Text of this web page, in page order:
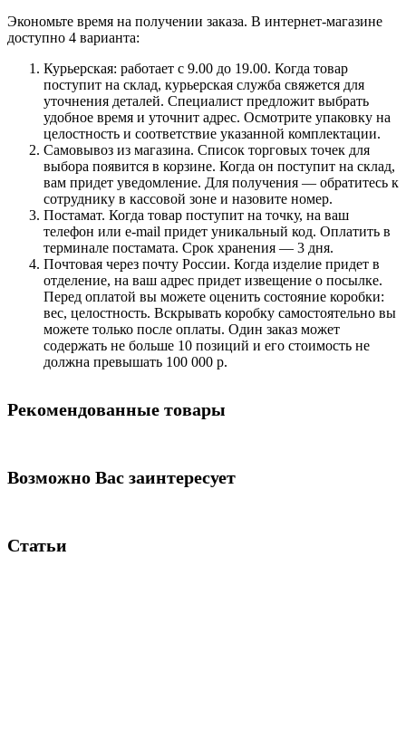
Экономьте время на получении заказа. В интернет-магазине
доступно 4 варианта:
Курьерская: работает с 9.00 до 19.00. Когда товар
поступит на склад, курьерская служба свяжется для
уточнения деталей. Специалист предложит выбрать
удобное время и уточнит адрес. Осмотрите упаковку на
целостность и соответствие указанной комплектации.
Самовывоз из магазина. Список торговых точек для
выбора появится в корзине. Когда он поступит на склад,
вам придет уведомление. Для получения — обратитесь к
сотруднику в кассовой зоне и назовите номер.
Постамат. Когда товар поступит на точку, на ваш
телефон или e-mail придет уникальный код. Оплатить в
терминале постамата. Срок хранения — 3 дня.
Почтовая через почту России. Когда изделие придет в
отделение, на ваш адрес придет извещение о посылке.
Перед оплатой вы можете оценить состояние коробки:
вес, целостность. Вскрывать коробку самостоятельно вы
можете только после оплаты. Один заказ может
содержать не больше 10 позиций и его стоимость не
должна превышать 100 000 р.
Рекомендованные товары
Возможно Вас заинтересует
Статьи